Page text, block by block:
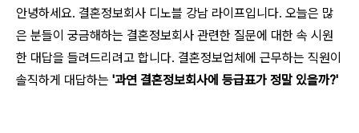
안녕하세요. 결혼정보회사 디노블 강남 라이프입니다. 오늘은 많
은 분들이 궁금해하는 결혼정보회사 관련한 질문에 대한 속 시원
한 대답을 들려드리려고 합니다. 결혼정보업체에 근무하는 직원이
솔직하게 대답하는 '과연 결혼정보회사에 등급표가 정말 있을까?'